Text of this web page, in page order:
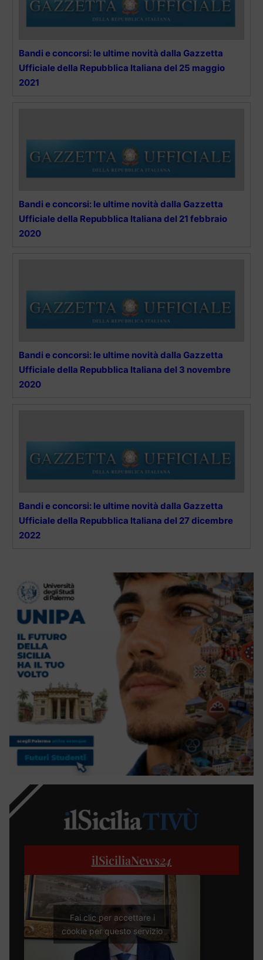
Bandi e concorsi: le ultime novità dalla Gazzetta
Ufficiale della Repubblica Italiana del 25 maggio
2021
Bandi e concorsi: le ultime novità dalla Gazzetta
Ufficiale della Repubblica Italiana del 21 febbraio
2020
Bandi e concorsi: le ultime novità dalla Gazzetta
Ufficiale della Repubblica Italiana del 3 novembre
2020
Bandi e concorsi: le ultime novità dalla Gazzetta
Ufficiale della Repubblica Italiana del 27 dicembre
2022
ilSiciliaNews24
Fai clic per accettare i
cookie per questo servizio